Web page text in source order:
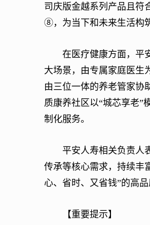
司庆版金越系列产品且符
⑧，为当下和未来生活构
在医疗健康方面，平安
大场景，由专属家庭医生
由三位一体的养老管家协
质康养社区以“城芯享老”
制化服务。
平安人寿相关负责人表
传承等核心需求，持续丰
心、省时、又省钱”的高
【重要提示】